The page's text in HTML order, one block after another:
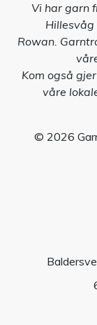
Vi har garn
Hillesvåg
Rowan.
Kom også
våre
© 2026